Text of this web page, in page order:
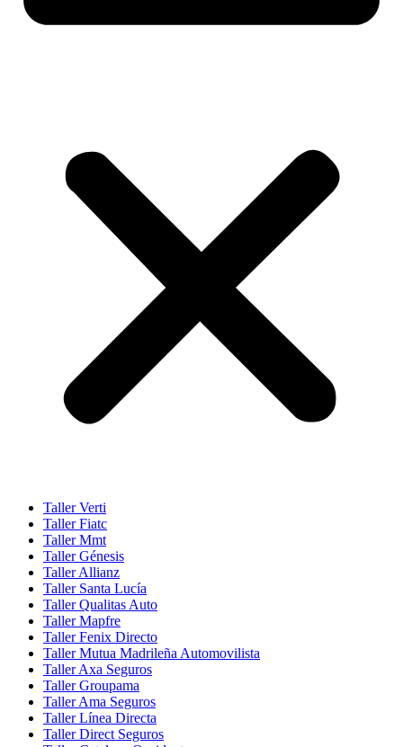
Taller Verti
Taller Fiatc
Taller Mmt
Taller Génesis
Taller Allianz
Taller Santa Lucía
Taller Qualitas Auto
Taller Mapfre
Taller Fenix Directo
Taller Mutua Madrileña Automovilista
Taller Axa Seguros
Taller Groupama
Taller Ama Seguros
Taller Línea Directa
Taller Direct Seguros